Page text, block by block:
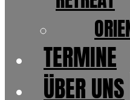
TERMINE
ÜBER UNS